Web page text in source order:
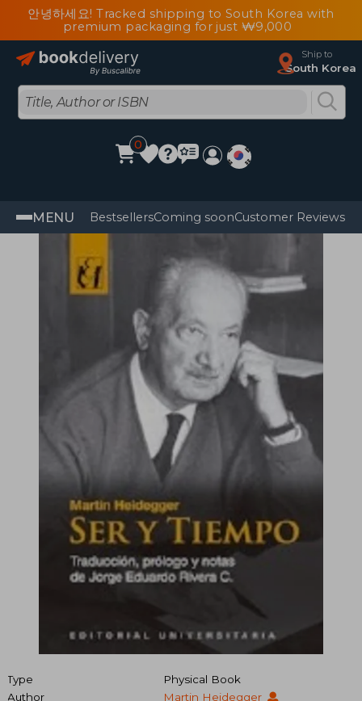
안녕하세요! Tracked shipping to South Korea with
premium packaging for just ₩9,000
Ship to
South Korea
0
MENU BestsellersComing soonCustomer Reviews
Type
Physical Book
Author
Martin Heidegger